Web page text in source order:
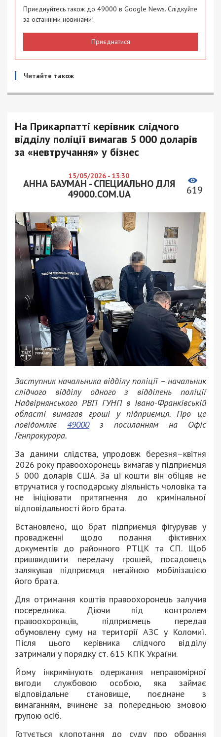
Приєднуйтесь також до 49000 в Google News. Слідкуйте
за останніми новинами!
Приєднатися
Читайте також
На Прикарпатті керівник слідчого
відділу поліції вимагав 5 000 доларів
за «невтручання» у бізнес
15/05/2026 - 13:30
АННА БАУМАН - СПЕЦИАЛЬНО ДЛЯ
49000.COM.UA
619
Заступник начальника відділу поліції – начальник
слідчого відділу одного з відділень поліції
Надвірнянського РВП ГУНП в Івано-Франківській
області вимагав гроші у підприємця. Про це
повідомляє 49000з посиланням на Офіс
Генпрокурора.
За даними слідства, упродовж березня–квітня
2026 року правоохоронець вимагав у підприємця
5 000 доларів США. За ці кошти він обіцяв не
втручатися у господарську діяльність чоловіка та
не ініціювати притягнення до кримінальної
відповідальності його брата.
Встановлено, що брат підприємця фігурував у
провадженні щодо подання фіктивних
документів до районного РТЦК та СП. Щоб
пришвидшити передачу грошей, посадовець
залякував підприємця негайною мобілізацією
його брата.
Для отримання коштів правоохоронець залучив
посередника. Діючи під контролем
правоохоронців, підприємець передав
обумовлену суму на території АЗС у Коломиї.
Після цього керівника слідчого відділу
затримали у порядку ст. 615 КПК України.
Йому інкримінують одержання неправомірної
вигоди службовою особою, яка займає
відповідальне становище, поєднане з
вимаганням, вчинене за попередньою змовою
групою осіб.
Готується клопотання до суду про обрання